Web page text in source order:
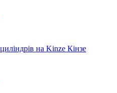
на Kinze Кінзе